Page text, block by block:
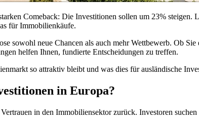
Comeback: Die Investitionen sollen um 23% steigen.
für Immobilienkäufe.
sowohl neue Chancen als auch mehr Wettbewerb. Ob
helfen Ihnen, fundierte Entscheidungen zu treffen.
so attraktiv bleibt und was dies für ausländische
in Europa?
in den Immobiliensektor zurück. Investoren